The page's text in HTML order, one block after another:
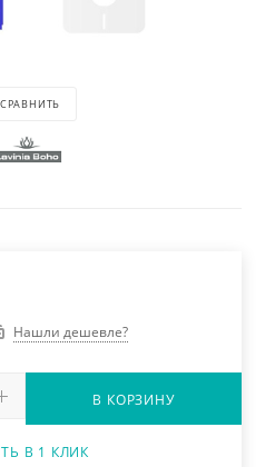
СРАВНИТЬ
Нашли дешевле?
В КОРЗИНУ
В 1 КЛИК